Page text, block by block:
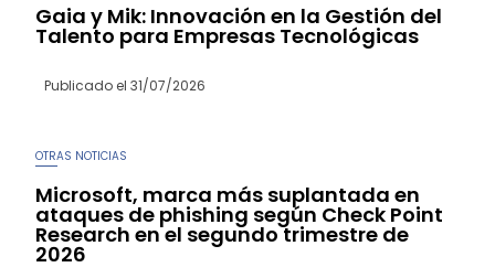
Gaia y Mik: Innovación en la Gestión del
Talento para Empresas Tecnológicas
Publicado el 31/07/2026
OTRAS NOTICIAS
Microsoft, marca más suplantada en
ataques de phishing según Check Point
Research en el segundo trimestre de
2026